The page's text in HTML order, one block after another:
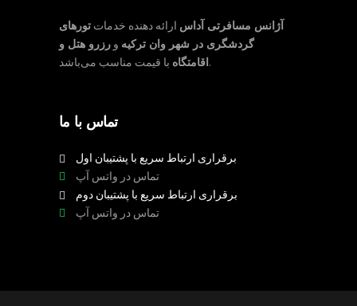
آژانس مسافرتی آداس ارائه دهنده خدماتتورهای
گردشگری در شهر وان ترکیه ورزرو هتل و
اقامتگاهبا قیمت مناسب می‌باشد.
تماس با ما
برقراری ارتباط سریع با پشتیبان اول
تماس در واتس آپ
برقراری ارتباط سریع با پشتیبان دوم
تماس در واتس آپ